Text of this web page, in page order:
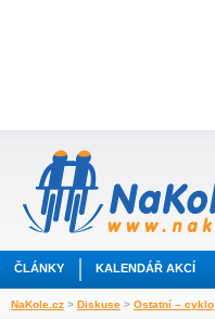
ČLÁNKY KALENDÁŘ AKCÍ
NaKole.cz > Diskuse > Ostatní – cyklo